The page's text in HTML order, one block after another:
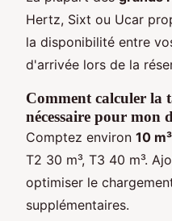
Hertz, Sixt ou Ucar
la disponibilité entre
d'arrivée lors de la
Comment calculer la
nécessaire pour mon
Comptez environ 10
T2 30 m³, T3 40 m³.
optimiser le
supplémentaires.